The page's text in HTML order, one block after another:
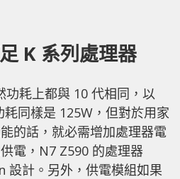
K 系列處理器
耗上都與 10 代相同，以
同樣是 125W，但對於用家
的話，就必需增加處理器電
電，N7 Z590 的處理器
設計。另外，供電模組如果